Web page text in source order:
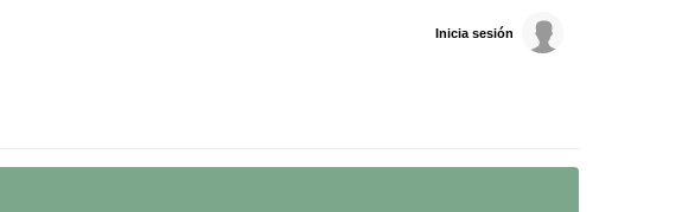
Inicia sesión